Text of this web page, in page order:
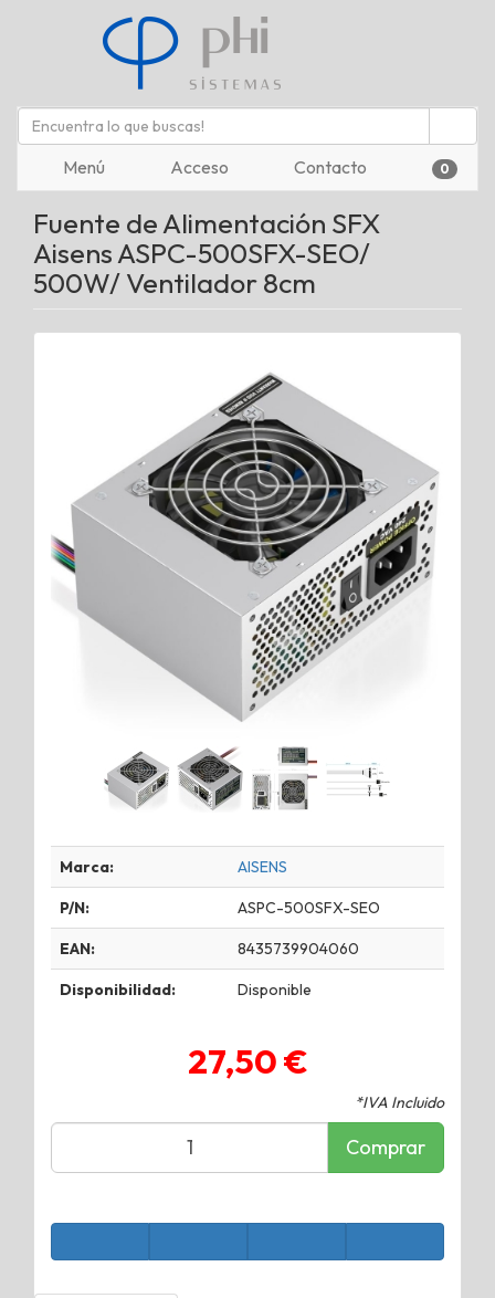
Menú Acceso Contacto 0
Fuente de Alimentación SFX
Aisens ASPC-500SFX-SEO/
500W/ Ventilador 8cm
Marca: AISENS
P/N: ASPC-500SFX-SEO
EAN: 8435739904060
Disponibilidad: Disponible
27,50 €
*IVA Incluido
Comprar